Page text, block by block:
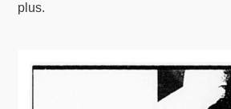
plus.